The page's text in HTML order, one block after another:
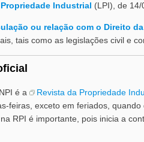
Industrial (LPI), de 14/
ou relação com o Direito
tais como as legislações civil e
é a Revista da Propriedade
feiras, exceto em feriados,
RPI é importante, pois inicia a